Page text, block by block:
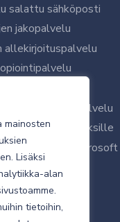
mainosten
Lisäksi
alan
tietoihin,
salattu sähköposti
jakopalvelu
allekirjoituspalvelu
-varmistuspalvelu
tietoturva yrityksille
tietoturva